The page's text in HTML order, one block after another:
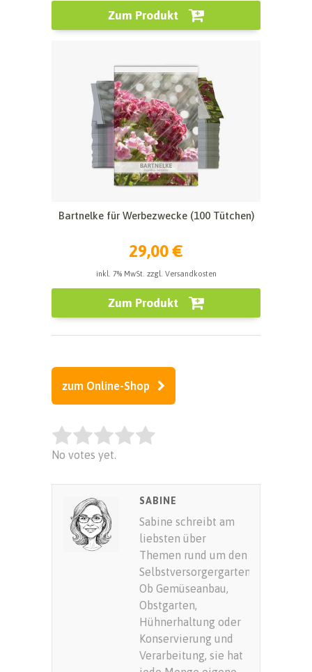
Zum Produkt
Bartnelke für Werbezwecke (100 Tütchen)
29,00 €
inkl. 7% MwSt. zzgl. Versandkosten
Zum Produkt
zum Online-Shop
Rate this item:
SUBMIT RATING
No votes yet.
SABINE
Sabine schreibt am
liebsten über
Themen rund um den
Selbstversorgergarten.
Ob Gemüseanbau,
Obstgarten,
Hühnerhaltung oder
Konservierung und
Verarbeitung, sie hat